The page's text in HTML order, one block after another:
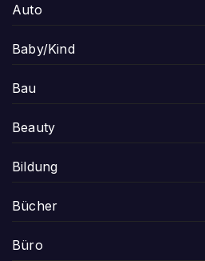
Auto
Baby/Kind
Bau
Beauty
Bildung
Bücher
Büro